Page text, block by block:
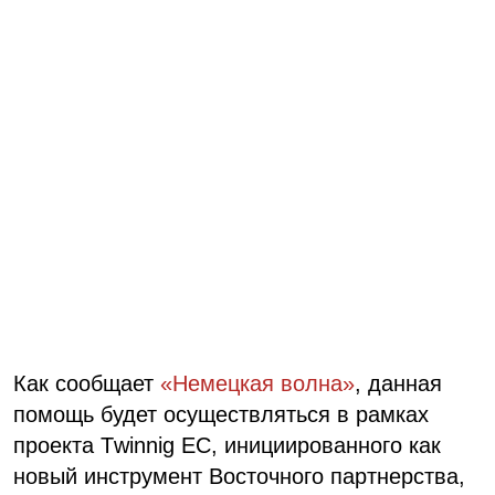
Как сообщает «Немецкая волна», данная
помощь будет осуществляться в рамках
проекта Тwinnig ЕС, инициированного как
новый инструмент Восточного партнерства,